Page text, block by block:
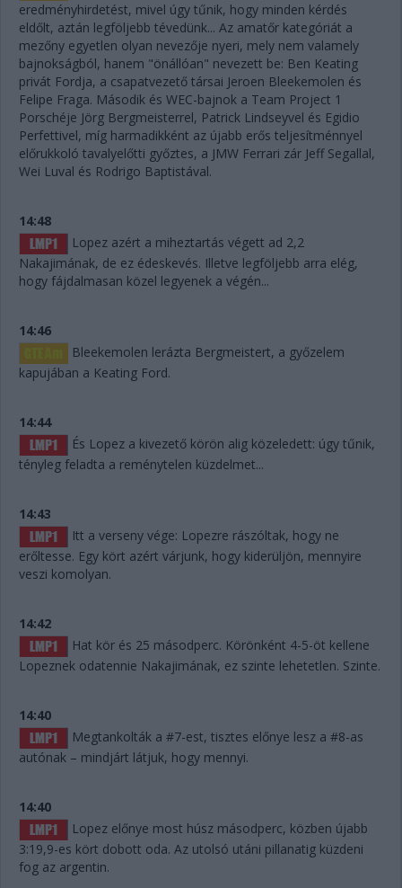
eredményhirdetést, mivel úgy tűnik, hogy minden kérdés
eldőlt, aztán legföljebb tévedünk... Az amatőr kategóriát a
mezőny egyetlen olyan nevezője nyeri, mely nem valamely
bajnokságból, hanem "önállóan" nevezett be: Ben Keating
privát Fordja, a csapatvezető társai Jeroen Bleekemolen és
Felipe Fraga. Második és WEC-bajnok a Team Project 1
Porschéje Jörg Bergmeisterrel, Patrick Lindseyvel és Egidio
Perfettivel, míg harmadikként az újabb erős teljesítménnyel
előrukkoló tavalyelőtti győztes, a JMW Ferrari zár Jeff Segallal,
Wei Luval és Rodrigo Baptistával.
14:48
Lopez azért a miheztartás végett ad 2,2
Nakajimának, de ez édeskevés. Illetve legföljebb arra elég,
hogy fájdalmasan közel legyenek a végén...
14:46
Bleekemolen lerázta Bergmeistert, a győzelem
kapujában a Keating Ford.
14:44
És Lopez a kivezető körön alig közeledett: úgy tűnik,
tényleg feladta a reménytelen küzdelmet...
14:43
Itt a verseny vége: Lopezre rászóltak, hogy ne
erőltesse. Egy kört azért várjunk, hogy kiderüljön, mennyire
veszi komolyan.
14:42
Hat kör és 25 másodperc. Körönként 4-5-öt kellene
Lopeznek odatennie Nakajimának, ez szinte lehetetlen. Szinte.
14:40
Megtankolták a #7-est, tisztes előnye lesz a #8-as
autónak – mindjárt látjuk, hogy mennyi.
14:40
Lopez előnye most húsz másodperc, közben újabb
3:19,9-es kört dobott oda. Az utolsó utáni pillanatig küzdeni
fog az argentin.